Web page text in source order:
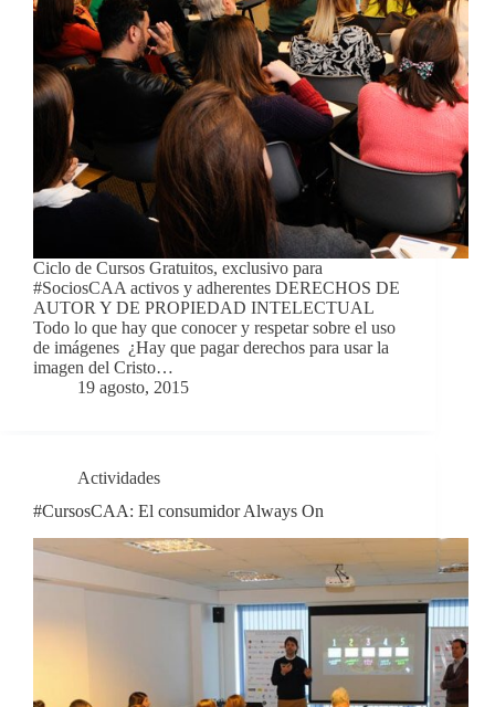
Ciclo de Cursos Gratuitos, exclusivo para
#SociosCAA activos y adherentes DERECHOS DE
AUTOR Y DE PROPIEDAD INTELECTUAL
Todo lo que hay que conocer y respetar sobre el uso
de imágenes ¿Hay que pagar derechos para usar la
imagen del Cristo…
19 agosto, 2015
Actividades
#CursosCAA: El consumidor Always On